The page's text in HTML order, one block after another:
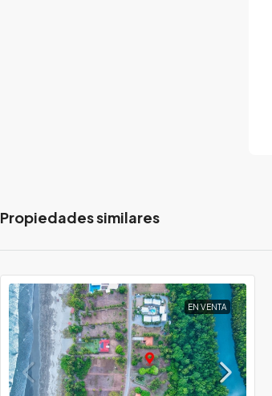
Propiedades similares
EN VENTA